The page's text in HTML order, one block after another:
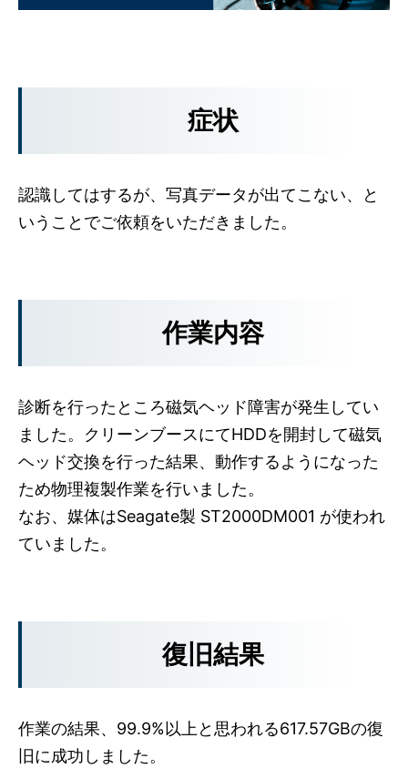
症状
認識してはするが、写真データが出てこない、と
いうことでご依頼をいただきました。
作業内容
診断を行ったところ磁気ヘッド障害が発生してい
ました。クリーンブースにてHDDを開封して磁気
ヘッド交換を行った結果、動作するようになった
ため物理複製作業を行いました。
なお、媒体はSeagate製 ST2000DM001 が使われ
ていました。
復旧結果
作業の結果、99.9%以上と思われる617.57GBの復
旧に成功しました。